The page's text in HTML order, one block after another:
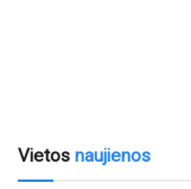
Vietos naujienos